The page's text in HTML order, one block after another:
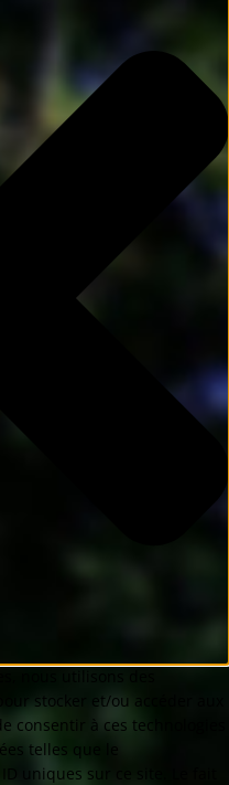
nous utilisons des
stocker et/ou accéder aux
consentir à ces technologies
telles que le
uniques sur ce site. Le fait